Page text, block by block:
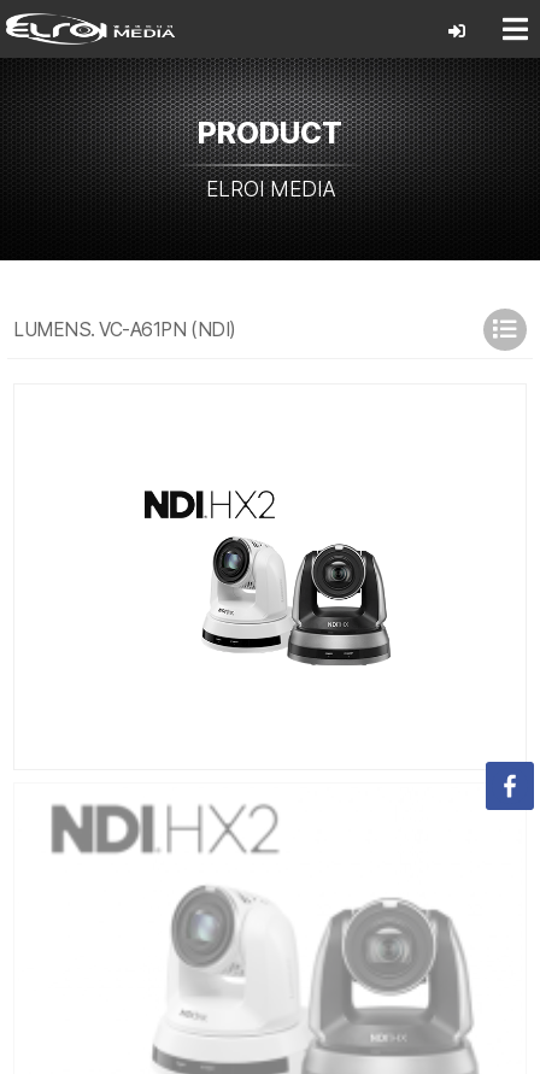
PRODUCT
ELROI MEDIA
LUMENS. VC-A61PN (NDI)